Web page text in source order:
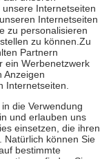
Apotheken.
beträgt die
Euro je
eigene Gesundheit zu
zu unterstützen,
18. Lebensjahr
die von der